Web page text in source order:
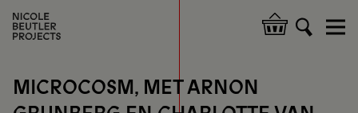
en
naar
gaan
Hoofdnavigatie
MICROCOSM, MET ARNON